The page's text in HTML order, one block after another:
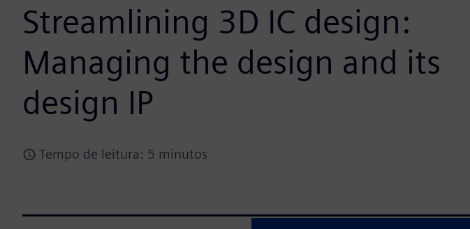
Streamlining 3D IC design:
Managing the design and its
design IP
Tempo de leitura: 5 minutos